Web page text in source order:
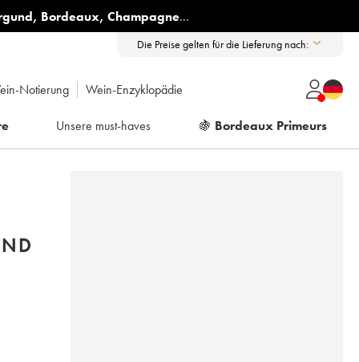
, Bordeaux, Champagne...
Die Preise gelten für die Lieferung nach:
Notierung Wein-Enzyklopädie
Unsere must-haves 🍇 Bordeaux Primeurs